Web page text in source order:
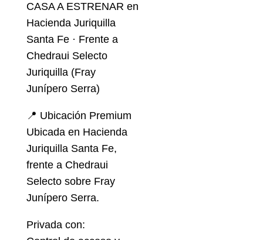
CASA A ESTRENAR en
Hacienda Juriquilla
Santa Fe · Frente a
Chedraui Selecto
Juriquilla (Fray
Junípero Serra)
📍 Ubicación Premium
Ubicada en Hacienda
Juriquilla Santa Fe,
frente a Chedraui
Selecto sobre Fray
Junípero Serra.
Privada con: